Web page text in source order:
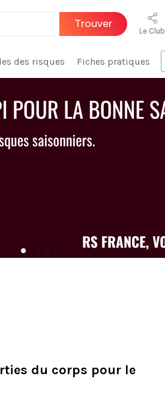
Trouver
Le Club
des risques Fiches pratiques
du corps pour le